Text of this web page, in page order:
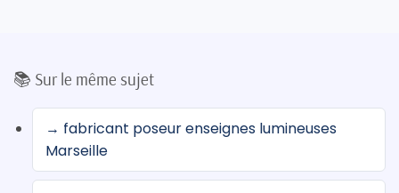
📚 Sur le même sujet
→ fabricant poseur enseignes lumineuses
Marseille